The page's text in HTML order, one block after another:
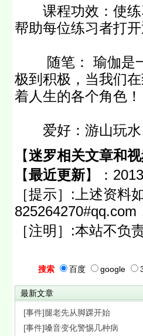
课程功效：使练
帮助每位练习者打
随笔： 瑜伽是一
极到积极，当我们
着人生的各个角色！
爱好：游山玩水
【迷罗相关文章和
【最近更新】：
［提示］:上述资料
825264270#qq.com
［注明］:本站不负
搜索 百度 google
最新文章
[事件]腿老先从脚踝开始
[事件]嗓音变化警惕几种病